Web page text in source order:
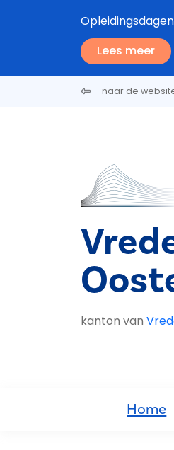
Lees meer
naar de
kanton van
Home